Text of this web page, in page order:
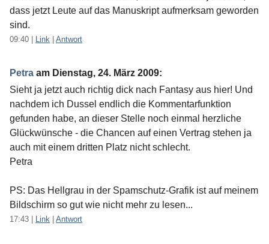
dass jetzt Leute auf das Manuskript aufmerksam geworden
sind.
09:40 Link Antwort
Petra am Dienstag, 24. März 2009:
Sieht ja jetzt auch richtig dick nach Fantasy aus hier! Und
nachdem ich Dussel endlich die Kommentarfunktion
gefunden habe, an dieser Stelle noch einmal herzliche
Glückwünsche - die Chancen auf einen Vertrag stehen ja
auch mit einem dritten Platz nicht schlecht.
Petra
PS: Das Hellgrau in der Spamschutz-Grafik ist auf meinem
Bildschirm so gut wie nicht mehr zu lesen...
17:43 Link Antwort